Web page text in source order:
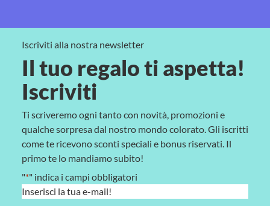
Iscriviti alla nostra newsletter
Il tuo regalo ti aspetta!
Iscriviti
Ti scriveremo ogni tanto con novità, promozioni e
qualche sorpresa dal nostro mondo colorato. Gli iscritti
come te ricevono sconti speciali e bonus riservati. Il
primo te lo mandiamo subito!
"*" indica i campi obbligatori
E